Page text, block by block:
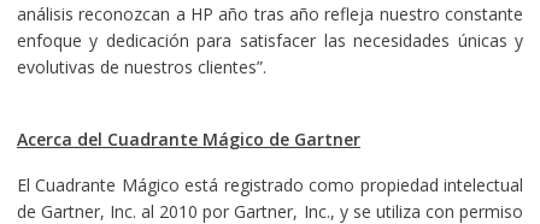
análisis reconozcan a HP año tras año refleja nuestro constante
enfoque y dedicación para satisfacer las necesidades únicas y
evolutivas de nuestros clientes”.
Acerca del Cuadrante Mágico de Gartner
El Cuadrante Mágico está registrado como propiedad intelectual
de Gartner, Inc. al 2010 por Gartner, Inc., y se utiliza con permiso